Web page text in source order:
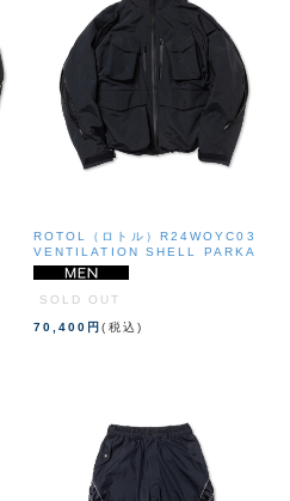
ROTOL（ロトル）R24WOYC03
VENTILATION SHELL PARKA
SOLD OUT
70,400円(税込)